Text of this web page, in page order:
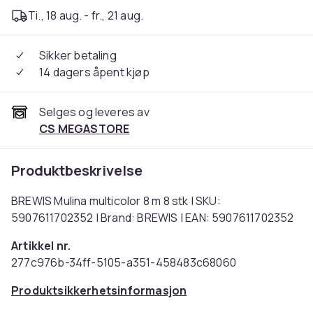
Ti., 18 aug. - fr., 21 aug.
Sikker betaling
14 dagers åpent kjøp
Selges og leveres av
CS MEGASTORE
Produktbeskrivelse
BREWIS Mulina multicolor 8 m 8 stk | SKU:
5907611702352 | Brand: BREWIS | EAN: 5907611702352
Artikkel nr.
277c976b-34ff-5105-a351-458483c68060
Produktsikkerhetsinformasjon